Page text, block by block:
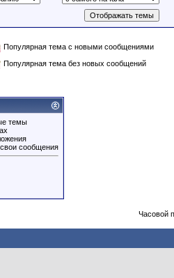
Популярная тема с новыми сообщениями
Популярная тема без новых сообщений
темы
сообщения
Часовой